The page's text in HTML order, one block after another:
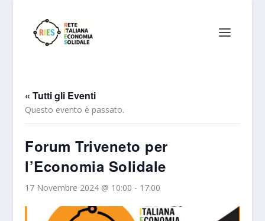
« Tutti gli Eventi
Questo evento è passato.
Forum Triveneto per
l’Economia Solidale
17 Novembre 2024 @ 10:00 - 17:00